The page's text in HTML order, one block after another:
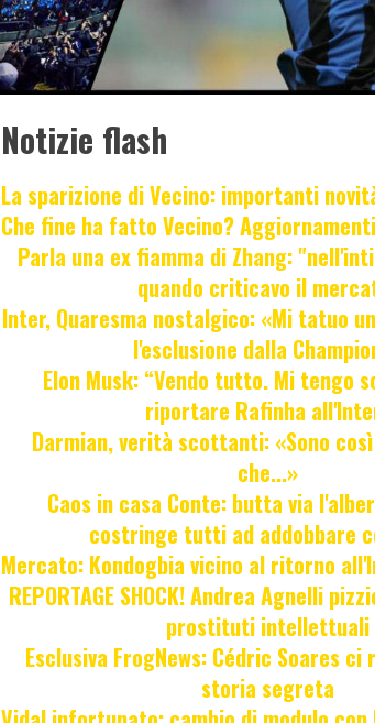
Notizie flash
La sparizione di Vecino: importanti
Che fine ha fatto Vecino?
Parla una ex fiamma di Zhang:
quando criticavo il
Inter, Quaresma nostalgico: «Mi tatuo
l'esclusione dalla
Elon Musk: “Vendo tutto. Mi tengo
riportare Rafinha
Darmian, verità scottanti: «Sono
che...»
Caos in casa Conte: butta via
costringe tutti ad addobbare
Mercato: Kondogbia vicino al ritorno
REPORTAGE SHOCK! Andrea Agnelli
prostituti intellettuali
Esclusiva FrogNews: Cédric Soares
storia segreta